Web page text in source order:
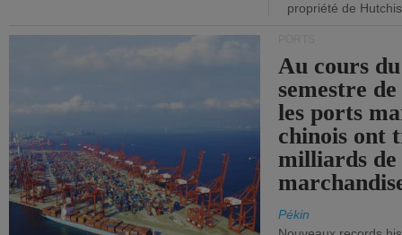
propriété de
Au cours
semestre
les ports
chinois ont
milliards de
Pékin